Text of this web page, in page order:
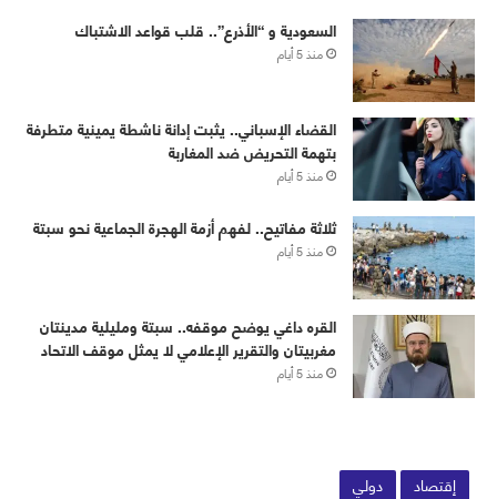
‏⁧‫السعودية‬⁩ و “الأذرع”.. قلب قواعد الاشتباك
منذ 5 أيام
القضاء الإسباني.. يثبت إدانة ناشطة يمينية متطرفة
بتهمة التحريض ضد المغاربة
منذ 5 أيام
ثلاثة مفاتيح.. لفهم أزمة الهجرة الجماعية نحو سبتة
منذ 5 أيام
القره داغي يوضح موقفه.. سبتة ومليلية مدينتان
مغربيتان والتقرير الإعلامي لا يمثل موقف الاتحاد
منذ 5 أيام